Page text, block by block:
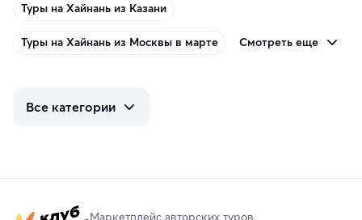
Туры на Хайнань из Казани
Туры на Хайнань из Москвы в марте Смотреть еще
Все категории
Маркетплейс авторских туров